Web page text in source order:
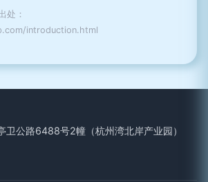
处：
introduction.html
卫公路6488号2幢（杭州湾北岸产业园）